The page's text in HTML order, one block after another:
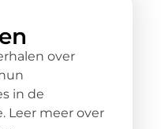
over
in de
Leer meer over